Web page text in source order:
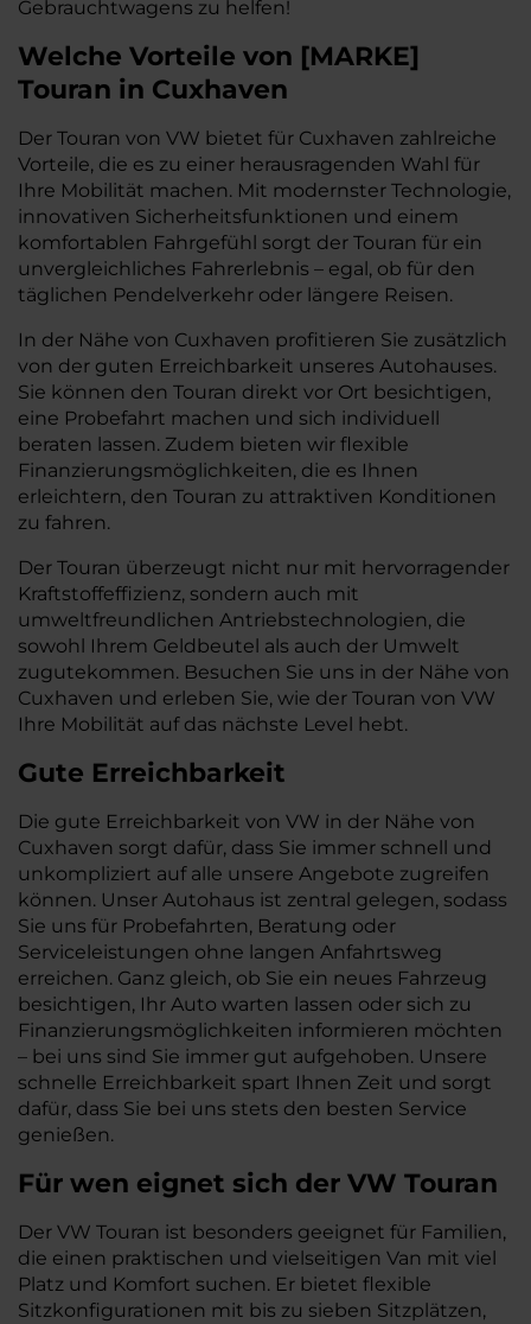
Gebrauchtwagens zu helfen!
Welche Vorteile von [MARKE]
Touran in Cuxhaven
Der Touran von VW bietet für Cuxhaven zahlreiche
Vorteile, die es zu einer herausragenden Wahl für
Ihre Mobilität machen. Mit modernster Technologie,
innovativen Sicherheitsfunktionen und einem
komfortablen Fahrgefühl sorgt der Touran für ein
unvergleichliches Fahrerlebnis – egal, ob für den
täglichen Pendelverkehr oder längere Reisen.
In der Nähe von Cuxhaven profitieren Sie zusätzlich
von der guten Erreichbarkeit unseres Autohauses.
Sie können den Touran direkt vor Ort besichtigen,
eine Probefahrt machen und sich individuell
beraten lassen. Zudem bieten wir flexible
Finanzierungsmöglichkeiten, die es Ihnen
erleichtern, den Touran zu attraktiven Konditionen
zu fahren.
Der Touran überzeugt nicht nur mit hervorragender
Kraftstoffeffizienz, sondern auch mit
umweltfreundlichen Antriebstechnologien, die
sowohl Ihrem Geldbeutel als auch der Umwelt
zugutekommen. Besuchen Sie uns in der Nähe von
Cuxhaven und erleben Sie, wie der Touran von VW
Ihre Mobilität auf das nächste Level hebt.
Gute Erreichbarkeit
Die gute Erreichbarkeit von VW in der Nähe von
Cuxhaven sorgt dafür, dass Sie immer schnell und
unkompliziert auf alle unsere Angebote zugreifen
können. Unser Autohaus ist zentral gelegen, sodass
Sie uns für Probefahrten, Beratung oder
Serviceleistungen ohne langen Anfahrtsweg
erreichen. Ganz gleich, ob Sie ein neues Fahrzeug
besichtigen, Ihr Auto warten lassen oder sich zu
Finanzierungsmöglichkeiten informieren möchten
– bei uns sind Sie immer gut aufgehoben. Unsere
schnelle Erreichbarkeit spart Ihnen Zeit und sorgt
dafür, dass Sie bei uns stets den besten Service
genießen.
Für wen eignet sich der VW Touran
Der VW Touran ist besonders geeignet für Familien,
die einen praktischen und vielseitigen Van mit viel
Platz und Komfort suchen. Er bietet flexible
Sitzkonfigurationen mit bis zu sieben Sitzplätzen,